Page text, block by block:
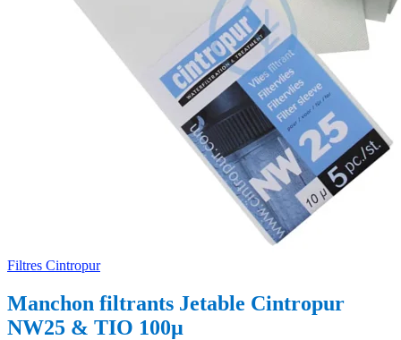
Filtres Cintropur
Manchon filtrants Jetable Cintropur
NW25 & TIO 100µ